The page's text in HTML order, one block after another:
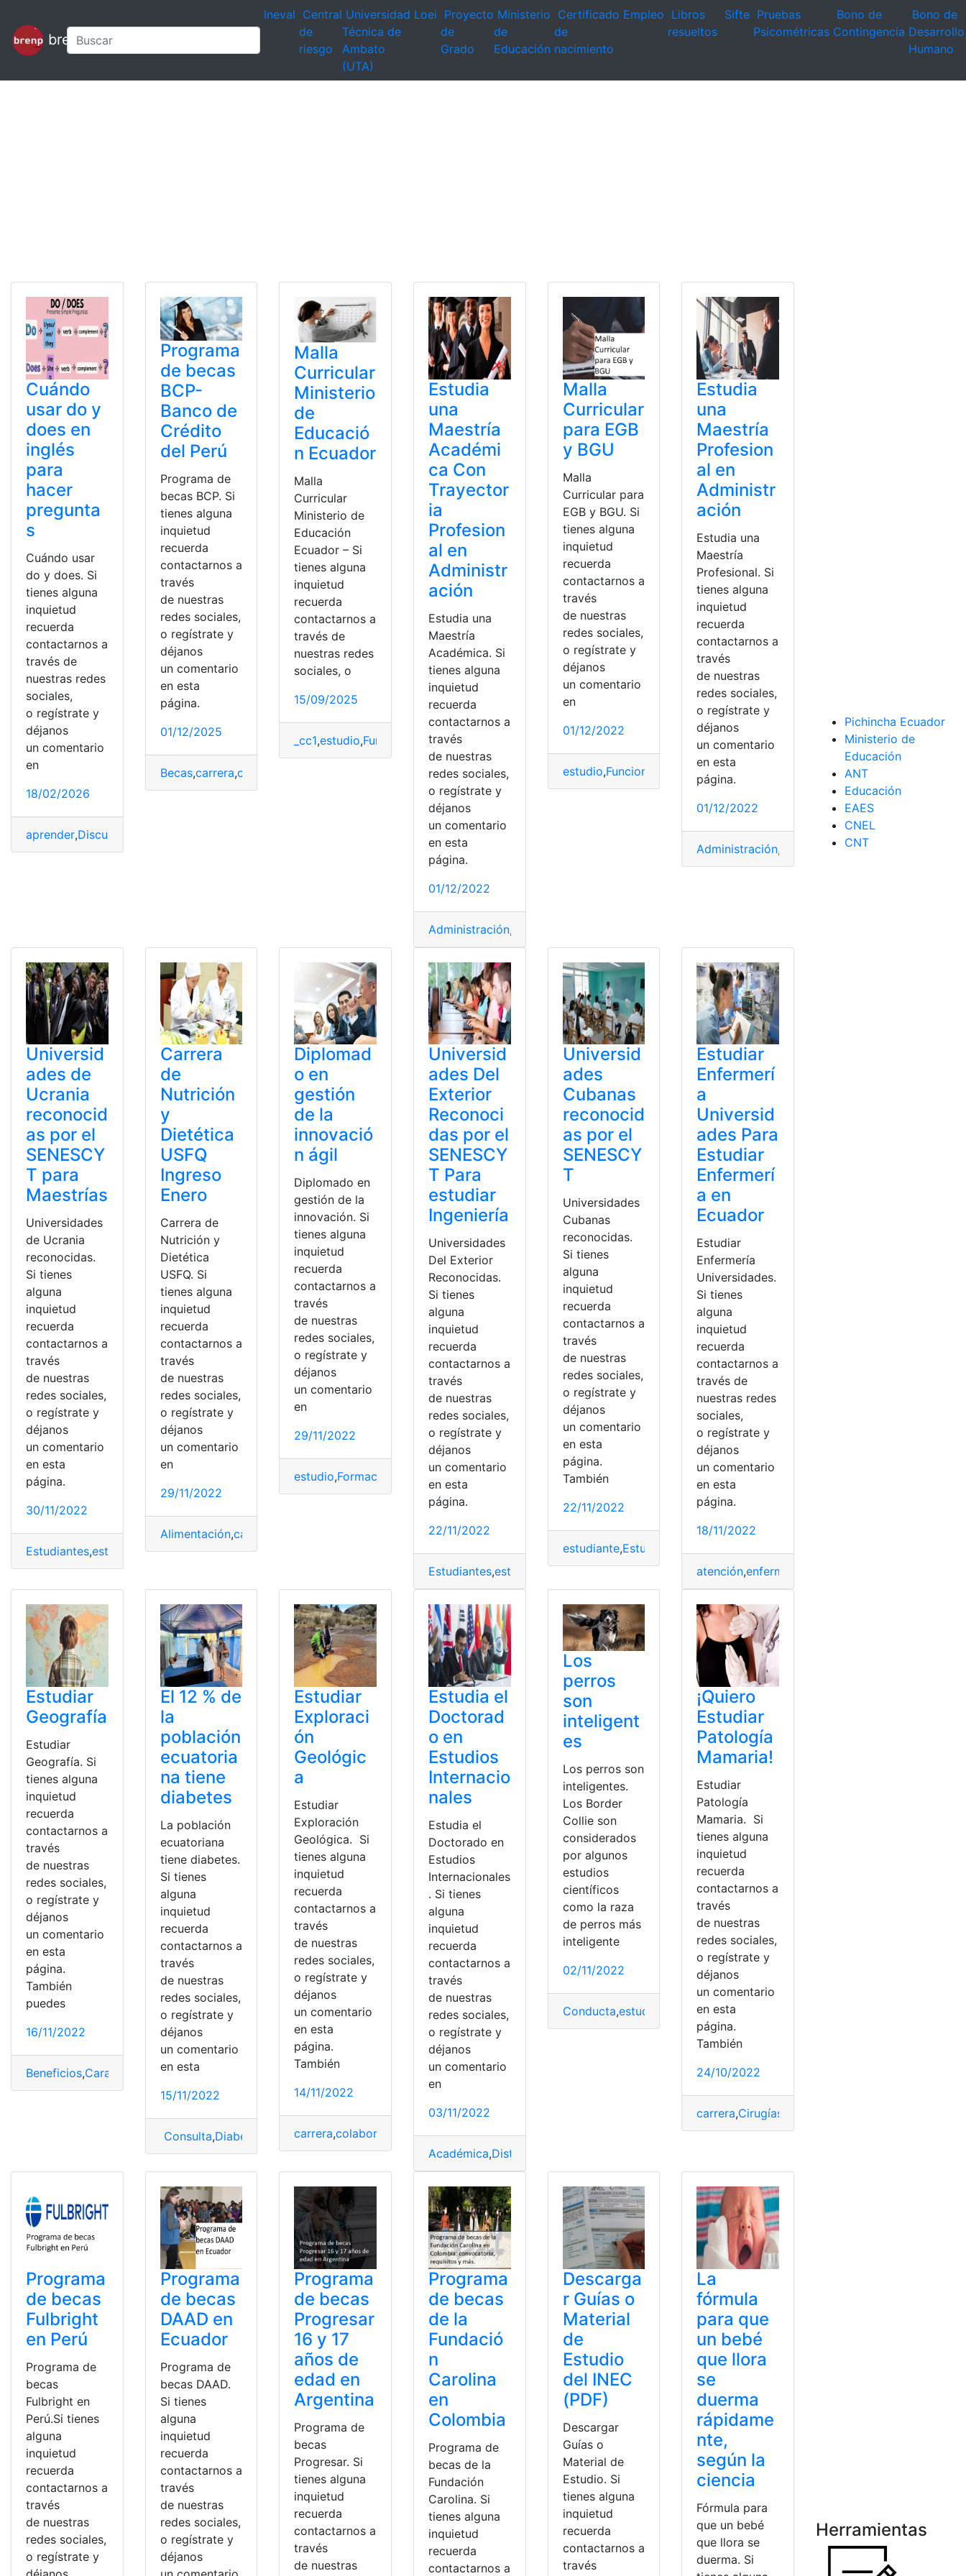
brenp
Ineval Central
de
riesgo
Universidad
Técnica de
Ambato
(UTA)
Loei Proyecto
de
Grado
Ministerio
de
Educación
Certificado
de
nacimiento
Empleo Libros
resueltos
Sifte Pruebas
Psicométricas
Bono de
Contingencia
Bono de
Desarrollo
Humano
Cuándo
usar do y
does en
inglés
para
hacer
pregunta
s
Cuándo usar
do y does. Si
tienes alguna
inquietud
recuerda
contactarnos a
través de
nuestras redes
sociales,
o regístrate y
déjanos
un comentario
en
18/02/2026
aprender,Discursos
Programa
de becas
BCP-
Banco de
Crédito
del Perú
Programa de
becas BCP. Si
tienes alguna
inquietud
recuerda
contactarnos a
través
de nuestras
redes sociales,
o regístrate y
déjanos
un comentario
en esta
página.
01/12/2025
Becas,carrera,crédito Pregrados,Tipos de becas
Malla
Curricular
Ministerio
de
Educació
n Ecuador
Malla
Curricular
Ministerio de
Educación
Ecuador – Si
tienes alguna
inquietud
recuerda
contactarnos a
través de
nuestras redes
sociales, o
15/09/2025
_cc1,estudio,Funciones Malla Curricular Ministerio de Educación
Estudia
una
Maestría
Académi
ca Con
Trayector
ia
Profesion
al en
Administr
ación
Estudia una
Maestría
Académica. Si
tienes alguna
inquietud
recuerda
contactarnos a
través
de nuestras
redes sociales,
o regístrate y
déjanos
un comentario
en esta
página.
01/12/2022
Administración,
Malla
Curricular
para EGB
y BGU
Malla
Curricular para
EGB y BGU. Si
tienes alguna
inquietud
recuerda
contactarnos a
través
de nuestras
redes sociales,
o regístrate y
déjanos
un comentario
en
01/12/2022
estudio,Funciones Malla Curricular Ministerio de Educación
Estudia
una
Maestría
Profesion
al en
Administr
ación
Estudia una
Maestría
Profesional. Si
tienes alguna
inquietud
recuerda
contactarnos a
través
de nuestras
redes sociales,
o regístrate y
déjanos
un comentario
en esta
página.
01/12/2022
Administración, estudiar,estudio
Universid
ades de
Ucrania
reconocid
as por el
SENESCY
T para
Maestrías
Universidades
de Ucrania
reconocidas.
Si tienes
alguna
inquietud
recuerda
contactarnos a
través
de nuestras
redes sociales,
o regístrate y
déjanos
un comentario
en esta
página.
30/11/2022
Estudiantes,estudio Extranjeras,postulación
Carrera
de
Nutrición
y
Dietética
USFQ
Ingreso
Enero
Carrera de
Nutrición y
Dietética
USFQ. Si
tienes alguna
inquietud
recuerda
contactarnos a
través
de nuestras
redes sociales,
o regístrate y
déjanos
un comentario
en
29/11/2022
Alimentación,carrera Prevención,promoción Salud
Diplomad
o en
gestión
de la
innovació
n ágil
Diplomado en
gestión de la
innovación. Si
tienes alguna
inquietud
recuerda
contactarnos a
través
de nuestras
redes sociales,
o regístrate y
déjanos
un comentario
en
29/11/2022
estudio,Formación innovacion ,
Universid
ades Del
Exterior
Reconoci
das por el
SENESCY
T Para
estudiar
Ingeniería
Universidades
Del Exterior
Reconocidas.
Si tienes
alguna
inquietud
recuerda
contactarnos a
través
de nuestras
redes sociales,
o regístrate y
déjanos
un comentario
en esta
página.
22/11/2022
Estudiantes,estudio SENESCYT
Universid
ades
Cubanas
reconocid
as por el
SENESCY
T
Universidades
Cubanas
reconocidas.
Si tienes
alguna
inquietud
recuerda
contactarnos a
través
de nuestras
redes sociales,
o regístrate y
déjanos
un comentario
en esta
página.
También
22/11/2022
estudiante,Estudiantes
Estudiar
Enfermerí
a
Universid
ades Para
Estudiar
Enfermerí
a en
Ecuador
Estudiar
Enfermería
Universidades.
Si tienes
alguna
inquietud
recuerda
contactarnos a
través de
nuestras redes
sociales,
o regístrate y
déjanos
un comentario
en esta
página.
18/11/2022
atención,enfermería
Estudiar
Geografía
Estudiar
Geografía. Si
tienes alguna
inquietud
recuerda
contactarnos a
través
de nuestras
redes sociales,
o regístrate y
déjanos
un comentario
en esta
página.
También
puedes
16/11/2022
Beneficios,Características,científica Planeta
El 12 % de
la
población
ecuatoria
na tiene
diabetes
La población
ecuatoriana
tiene diabetes.
Si tienes
alguna
inquietud
recuerda
contactarnos a
través
de nuestras
redes sociales,
o regístrate y
déjanos
un comentario
en esta
15/11/2022
Consulta,Diabetes estudio,gestacional,Población,prohibir,sedentarismo
Estudiar
Exploraci
ón
Geológic
a
Estudiar
Exploración
Geológica. Si
tienes alguna
inquietud
recuerda
contactarnos a
través
de nuestras
redes sociales,
o regístrate y
déjanos
un comentario
en esta
página.
También
14/11/2022
carrera,colaboración Construcción,estudiar Exploración,Geológica,Herramientas
Estudia el
Doctorad
o en
Estudios
Internacio
nales
Estudia el
Doctorado en
Estudios
Internacionales
. Si tienes
alguna
inquietud
recuerda
contactarnos a
través
de nuestras
redes sociales,
o regístrate y
déjanos
un comentario
en
03/11/2022
Académica,Distancia
Los
perros
son
inteligent
es
Los perros son
inteligentes.
Los Border
Collie son
considerados
por algunos
estudios
científicos
como la raza
de perros más
inteligente
02/11/2022
Conducta,estudio inteligente,Noticias
¡Quiero
Estudiar
Patología
Mamaria!
Estudiar
Patología
Mamaria. Si
tienes alguna
inquietud
recuerda
contactarnos a
través
de nuestras
redes sociales,
o regístrate y
déjanos
un comentario
en esta
página.
También
24/10/2022
carrera,Cirugías
Programa
de becas
Fulbright
en Perú
Programa de
becas
Fulbright en
Perú.Si tienes
alguna
inquietud
recuerda
contactarnos a
través
de nuestras
redes sociales,
o regístrate y
Programa
de becas
DAAD en
Ecuador
Programa de
becas DAAD.
Si tienes
alguna
inquietud
recuerda
contactarnos a
través
de nuestras
redes sociales,
o regístrate y
déjanos
Programa
de becas
Progresar
16 y 17
años de
edad en
Argentina
Programa de
becas
Progresar. Si
tienes alguna
inquietud
recuerda
contactarnos a
través
de nuestras
Programa
de becas
de la
Fundació
n
Carolina
en
Colombia
Programa de
becas de la
Fundación
Carolina. Si
tienes alguna
inquietud
recuerda
contactarnos a
Descarga
r Guías o
Material
de
Estudio
del INEC
(PDF)
Descargar
Guías o
Material de
Estudio. Si
tienes alguna
inquietud
recuerda
contactarnos a
través
La
fórmula
para que
un bebé
que llora
se
duerma
rápidame
nte,
según la
ciencia
Fórmula para
que un bebé
que llora se
duerma. Si
Pichincha Ecuador
Ministerio de
Educación
ANT
Educación
EAES
CNEL
CNT
Herramientas